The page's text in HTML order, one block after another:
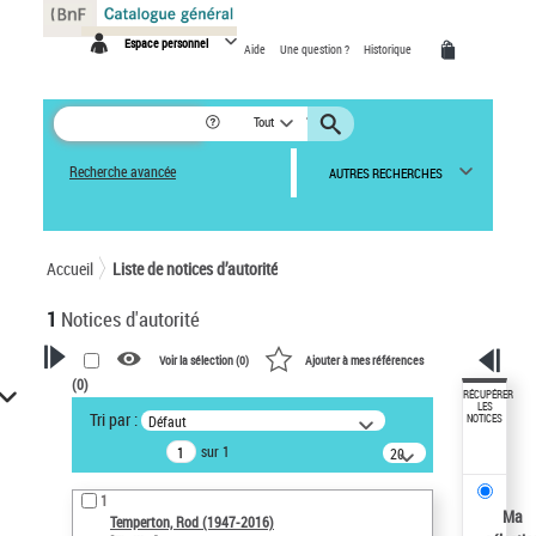
Espace personnel Aide Une question ? Historique
Tout
Recherche avancée AUTRES RECHERCHES
Accueil Liste de notices d’autorité
1 Notices d'autorité
VOTRE RECHERCHE
Recherche avancée dans les
notices d’autorité
Œuvres liées à l'auteur :
Temperton, Rod (1947-2016)
Voir la sélection (0) Ajouter à mes références
(0)
Tri par : Défaut
sur 1
20
résultats/page
1
Temperton, Rod (1947-2016)
RÉCUPÉRER
LES
NOTICES
Ma
Panneau de gestion des cookies